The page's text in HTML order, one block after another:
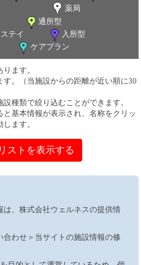
薬局
通所型
テイ
入所型
ケアプラン
ます。
。（当施設からの距離が近い順に30
種類で絞り込むことができます。
基本情報が表示され、名称をクリッ
ます。
ストを表示する
、株式会社ウェルネスの提供情
わせ＞当サイトの施設情報の修